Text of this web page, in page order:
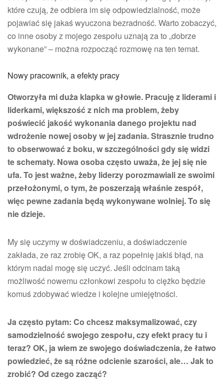
które czują, że odbiera im się odpowiedzialność, może
pojawiać się jakaś wyuczona bezradność. Warto zobaczyć,
co inne osoby z mojego zespołu uznają za to „dobrze
wykonane” – można rozpocząć rozmowę na ten temat.
Nowy pracownik, a efekty pracy
Otworzyła mi duża klapka w głowie. Pracuję z liderami i
liderkami, większość z nich ma problem, żeby
poświecić jakość wykonania danego projektu nad
wdrożenie nowej osoby w jej zadania. Strasznie trudno
to obserwować z boku, w szczególności gdy się widzi
te schematy. Nowa osoba często uważa, że jej się nie
ufa. To jest ważne, żeby liderzy porozmawiali ze swoimi
przełożonymi, o tym, że poszerzają właśnie zespół,
więc pewne zadania będą wykonywane wolniej. To się
nie dzieje.
My się uczymy w doświadczeniu, a doświadczenie
zakłada, ze raz zrobię OK, a raz popełnię jakiś błąd, na
którym nadal mogę się uczyć. Jeśli odcinam taką
możliwość nowemu członkowi zespołu to ciężko będzie
komuś zdobywać wiedze i kolejne umiejętności.
Ja często pytam: Co chcesz maksymalizować, czy
samodzielność swojego zespołu, czy efekt pracy tu i
teraz? OK, ja wiem ze swojego doświadczenia, że łatwo
powiedzieć, że są różne odcienie szarości, ale… Jak to
zrobić? Od czego zacząć?